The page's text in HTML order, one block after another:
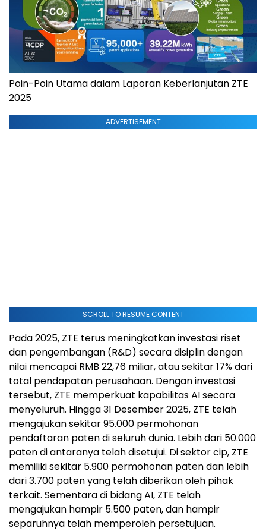
Poin-Poin Utama dalam Laporan Keberlanjutan ZTE
2025
ADVERTISEMENT
SCROLL TO RESUME CONTENT
Pada 2025, ZTE terus meningkatkan investasi riset
dan pengembangan (R&D) secara disiplin dengan
nilai mencapai RMB 22,76 miliar, atau sekitar 17% dari
total pendapatan perusahaan. Dengan investasi
tersebut, ZTE memperkuat kapabilitas AI secara
menyeluruh. Hingga 31 Desember 2025, ZTE telah
mengajukan sekitar 95.000 permohonan
pendaftaran paten di seluruh dunia. Lebih dari 50.000
paten di antaranya telah disetujui. Di sektor cip, ZTE
memiliki sekitar 5.900 permohonan paten dan lebih
dari 3.700 paten yang telah diberikan oleh pihak
terkait. Sementara di bidang AI, ZTE telah
mengajukan hampir 5.500 paten, dan hampir
separuhnya telah memperoleh persetujuan.